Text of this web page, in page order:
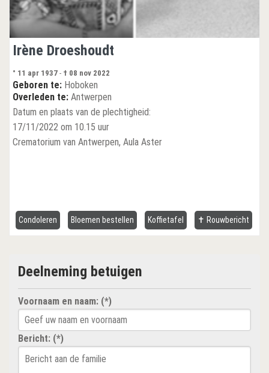
Irène Droeshoudt
° 11 apr 1937 - † 08 nov 2022
Geboren te: Hoboken
Overleden te: Antwerpen
Datum en plaats van de plechtigheid:
17/11/2022 om 10.15 uur
Crematorium van Antwerpen, Aula Aster
Condoleren Bloemen bestellen Koffietafel ✝ Rouwbericht
Deelneming betuigen
Voornaam en naam: (*)
Bericht: (*)